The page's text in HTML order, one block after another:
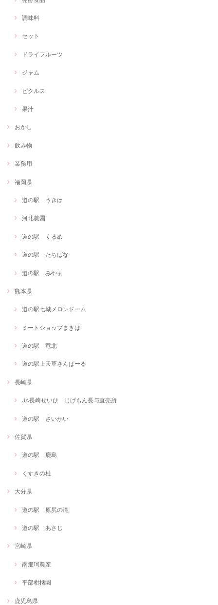
調味料
セット
ドライフルーツ
ジャム
ピクルス
果汁
おかし
飲み物
業務用
福岡県
道の駅 うきは
河北農園
道の駅 くるめ
道の駅 たちばな
道の駅 みやま
熊本県
道の駅七城メロンドーム
ミートショップまきば
道の駅 竜北
道の駅上天草さんぱーる
長崎県
JA長崎せいひ じげもん長与直売所
道の駅 さいかい
佐賀県
道の駅 鹿島
くすきの杜
大分県
道の駅 原尻の滝
道の駅 あさじ
宮崎県
南那珂農産
平部柑橘園
鹿児島県